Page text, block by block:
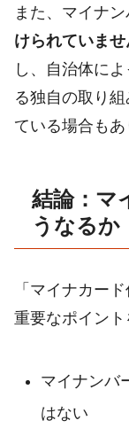
また、マイナ
けられていませ
し、自治体に
る独自の取り
ている場合もあ
結論：マ
うなるか
「マイナカー
重要なポイント
マイナンバ
はない